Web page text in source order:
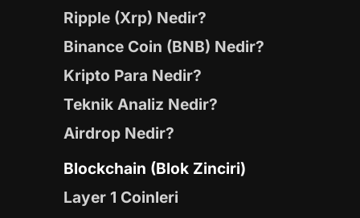
Ripple (Xrp) Nedir?
Binance Coin (BNB) Nedir?
Kripto Para Nedir?
Teknik Analiz Nedir?
Airdrop Nedir?
Blockchain (Blok Zinciri)
Layer 1 Coinleri